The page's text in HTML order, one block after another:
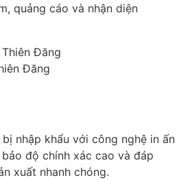
quảng cáo và nhận diện
Đăng
nhập khẩu với công nghệ in ấn
độ chính xác cao và đáp
xuất nhanh chóng.​